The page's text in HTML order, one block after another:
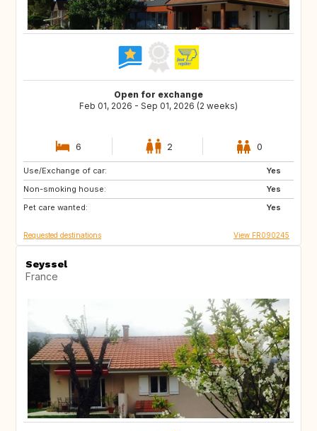
Open for exchange
Feb 01, 2026 - Sep 01, 2026 (2 weeks)
6 2 0
Use/Exchange of car:
Yes
Non-smoking house:
Yes
Pet care wanted:
Yes
47600
Requested destinations View FR090245
Seyssel
France